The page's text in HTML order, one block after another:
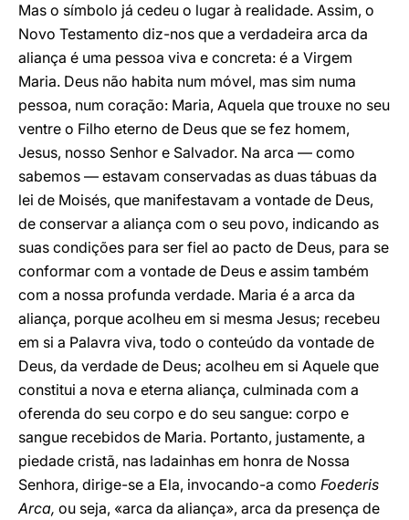
Mas o símbolo já cedeu o lugar à realidade. Assim, o
Novo Testamento diz-nos que a verdadeira arca da
aliança é uma pessoa viva e concreta: é a Virgem
Maria. Deus não habita num móvel, mas sim numa
pessoa, num coração: Maria, Aquela que trouxe no seu
ventre o Filho eterno de Deus que se fez homem,
Jesus, nosso Senhor e Salvador. Na arca — como
sabemos — estavam conservadas as duas tábuas da
lei de Moisés, que manifestavam a vontade de Deus,
de conservar a aliança com o seu povo, indicando as
suas condições para ser fiel ao pacto de Deus, para se
conformar com a vontade de Deus e assim também
com a nossa profunda verdade. Maria é a arca da
aliança, porque acolheu em si mesma Jesus; recebeu
em si a Palavra viva, todo o conteúdo da vontade de
Deus, da verdade de Deus; acolheu em si Aquele que
constitui a nova e eterna aliança, culminada com a
oferenda do seu corpo e do seu sangue: corpo e
sangue recebidos de Maria. Portanto, justamente, a
piedade cristã, nas ladainhas em honra de Nossa
Senhora, dirige-se a Ela, invocando-a como Foederis
Arca, ou seja, «arca da aliança», arca da presença de